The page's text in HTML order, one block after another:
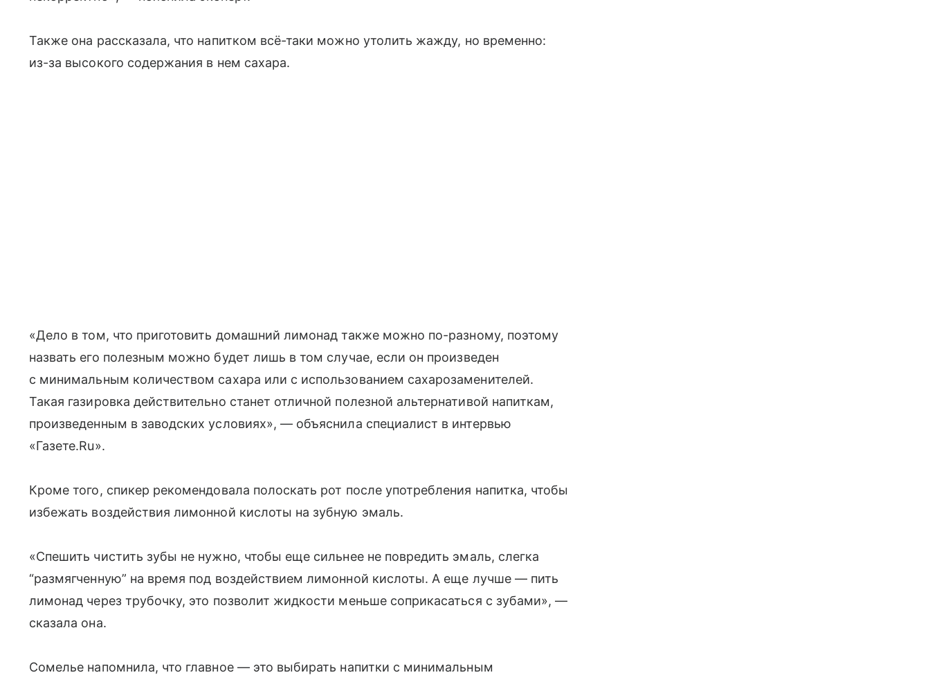
Также она рассказала, что напитком всё-таки можно утолить жажду, но временно:
из-за высокого содержания в нем сахара.
«Дело в том, что приготовить домашний лимонад также можно по-разному, поэтому
назвать его полезным можно будет лишь в том случае, если он произведен
с минимальным количеством сахара или с использованием сахарозаменителей.
Такая газировка действительно станет отличной полезной альтернативой напиткам,
произведенным в заводских условиях», — объяснила специалист в интервью
«Газете.Ru».
Кроме того, спикер рекомендовала полоскать рот после употребления напитка, чтобы
избежать воздействия лимонной кислоты на зубную эмаль.
«Спешить чистить зубы не нужно, чтобы еще сильнее не повредить эмаль, слегка
“размягченную” на время под воздействием лимонной кислоты. А еще лучше — пить
лимонад через трубочку, это позволит жидкости меньше соприкасаться с зубами», —
сказала она.
Сомелье напомнила, что главное — это выбирать напитки с минимальным